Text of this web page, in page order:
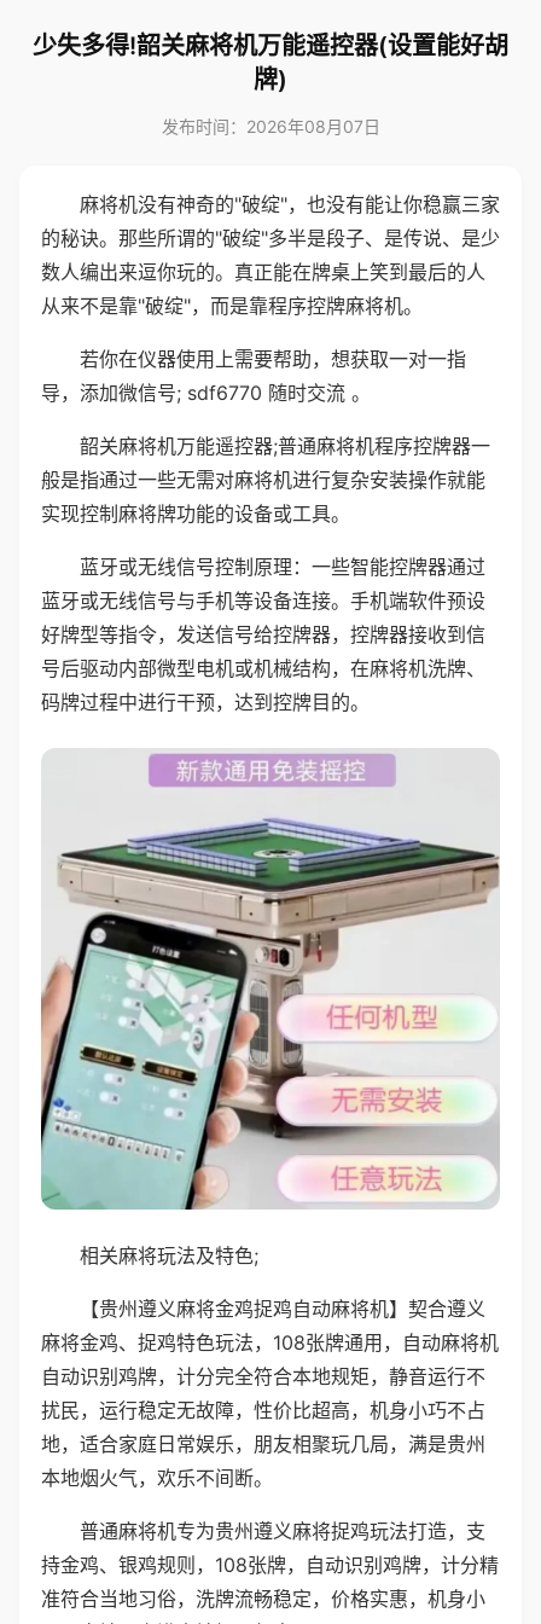
少失多得!韶关麻将机万能遥控器(设置能好胡
牌)
发布时间：2026年08月07日
麻将机没有神奇的"破绽"，也没有能让你稳赢三家
的秘诀。那些所谓的"破绽"多半是段子、是传说、是少
数人编出来逗你玩的。真正能在牌桌上笑到最后的人
从来不是靠"破绽"，而是靠程序控牌麻将机。
若你在仪器使用上需要帮助，想获取一对一指
导，添加微信号; sdf6770 随时交流 。
韶关麻将机万能遥控器;普通麻将机程序控牌器一
般是指通过一些无需对麻将机进行复杂安装操作就能
实现控制麻将牌功能的设备或工具。
蓝牙或无线信号控制原理：一些智能控牌器通过
蓝牙或无线信号与手机等设备连接。手机端软件预设
好牌型等指令，发送信号给控牌器，控牌器接收到信
号后驱动内部微型电机或机械结构，在麻将机洗牌、
码牌过程中进行干预，达到控牌目的。
相关麻将玩法及特色;
【贵州遵义麻将金鸡捉鸡自动麻将机】契合遵义
麻将金鸡、捉鸡特色玩法，108张牌通用，自动麻将机
自动识别鸡牌，计分完全符合本地规矩，静音运行不
扰民，运行稳定无故障，性价比超高，机身小巧不占
地，适合家庭日常娱乐，朋友相聚玩几局，满是贵州
本地烟火气，欢乐不间断。
普通麻将机专为贵州遵义麻将捉鸡玩法打造，支
持金鸡、银鸡规则，108张牌，自动识别鸡牌，计分精
准符合当地习俗，洗牌流畅稳定，价格实惠，机身小